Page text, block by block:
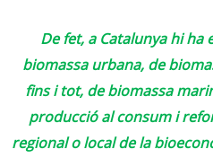
De fet, a Catalunya hi
biomassa urbana, de
fins i tot, de biomassa
producció al consum i
regional o local de la